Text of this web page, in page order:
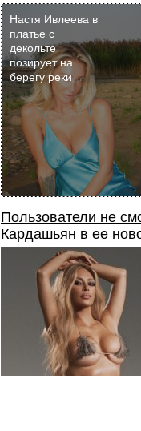
Настя Ивлеева в
платье с
декольте
позирует на
берегу реки
Пользователи не
Кардашьян в ее